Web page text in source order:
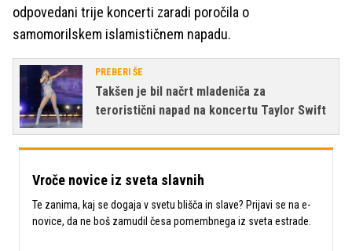
odpovedani trije koncerti zaradi poročila o
samomorilskem islamističnem napadu.
PREBERI ŠE
Takšen je bil načrt mladeniča za
teroristični napad na koncertu Taylor Swift
Vroče novice iz sveta slavnih
Te zanima, kaj se dogaja v svetu blišča in slave? Prijavi se na e-
novice, da ne boš zamudil česa pomembnega iz sveta estrade.